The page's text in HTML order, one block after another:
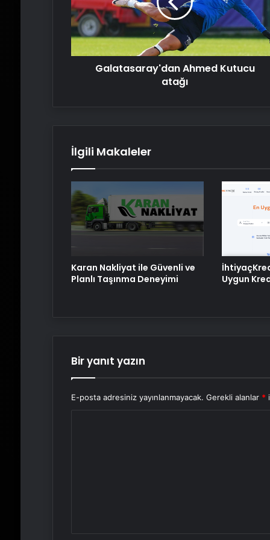
Galatasaray'dan Ahmed Kutucu
atağı
İlgili Makaleler
Karan Nakliyat ile Güvenli ve
Planlı Taşınma Deneyimi
Uygun
Bir yanıt yazın
E-posta adresiniz yayınlanmayacak. Gerekli alanlar *